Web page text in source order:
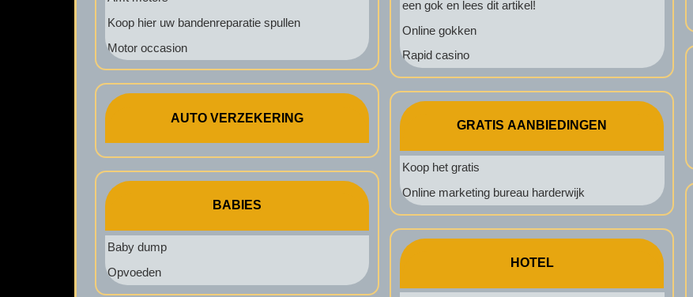
Koop hier uw bandenreparatie spullen
Motor occasion
AUTO VERZEKERING
BABIES
Baby dump
Opvoeden
een gok en lees dit artikel!
Online gokken
Rapid casino
GRATIS AANBIEDINGEN
Koop het gratis
Online marketing bureau harderwijk
HOTEL